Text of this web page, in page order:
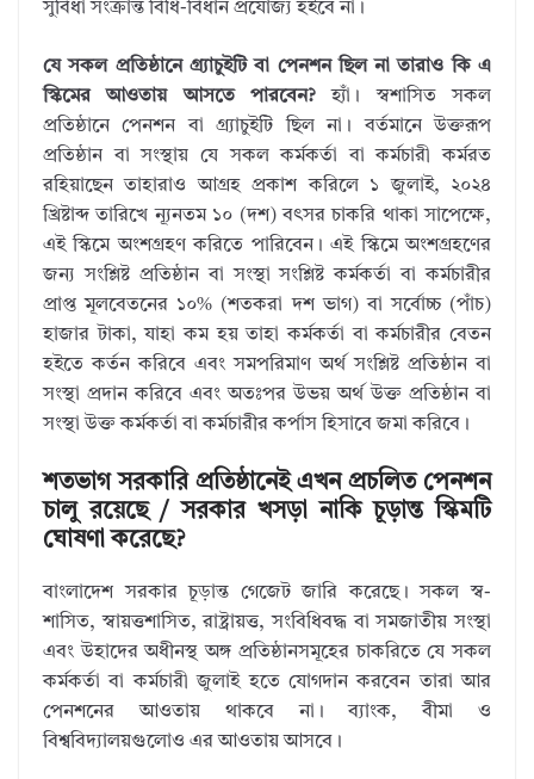
সুবিধা সংক্রান্ত বিধি-বিধান প্রযোজ্য হইবে না।
যে সকল প্রতিষ্ঠানে গ্র্যাচুইটি বা পেনশন ছিল না তারাও কি এ
স্কিমের আওতায় আসতে পারবেন? হ্যাঁ। স্বশাসিত সকল
প্রতিষ্ঠানে পেনশন বা গ্র্যাচুইটি ছিল না। বর্তমানে উক্তরূপ
প্রতিষ্ঠান বা সংস্থায় যে সকল কর্মকর্তা বা কর্মচারী কর্মরত
রহিয়াছেন তাহারাও আগ্রহ প্রকাশ করিলে ১ জুলাই, ২০২৪
খ্রিষ্টাব্দ তারিখে ন্যূনতম ১০ (দশ) বৎসর চাকরি থাকা সাপেক্ষে,
এই স্কিমে অংশগ্রহণ করিতে পারিবেন। এই স্কিমে অংশগ্রহণের
জন্য সংশ্লিষ্ট প্রতিষ্ঠান বা সংস্থা সংশ্লিষ্ট কর্মকর্তা বা কর্মচারীর
প্রাপ্ত মূলবেতনের ১০% (শতকরা দশ ভাগ) বা সর্বোচ্চ (পাঁচ)
হাজার টাকা, যাহা কম হয় তাহা কর্মকর্তা বা কর্মচারীর বেতন
হইতে কর্তন করিবে এবং সমপরিমাণ অর্থ সংশ্লিষ্ট প্রতিষ্ঠান বা
সংস্থা প্রদান করিবে এবং অতঃপর উভয় অর্থ উক্ত প্রতিষ্ঠান বা
সংস্থা উক্ত কর্মকর্তা বা কর্মচারীর কর্পাস হিসাবে জমা করিবে।
শতভাগ সরকারি প্রতিষ্ঠানেই এখন প্রচলিত পেনশন
চালু রয়েছে / সরকার খসড়া নাকি চূড়ান্ত স্কিমটি
ঘোষণা করেছে?
বাংলাদেশ সরকার চূড়ান্ত গেজেট জারি করেছে। সকল স্ব-
শাসিত, স্বায়ত্তশাসিত, রাষ্ট্রায়ত্ত, সংবিধিবদ্ধ বা সমজাতীয় সংস্থা
এবং উহাদের অধীনস্থ অঙ্গ প্রতিষ্ঠানসমূহের চাকরিতে যে সকল
কর্মকর্তা বা কর্মচারী জুলাই হতে যোগদান করবেন তারা আর
পেনশনের আওতায় থাকবে না। ব্যাংক, বীমা ও
বিশ্ববিদ্যালয়গুলোও এর আওতায় আসবে।